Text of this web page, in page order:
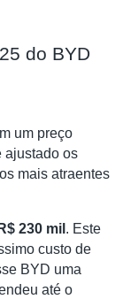
do BYD
um preço
ajustado os
mais atraentes
230 mil . Este
custo de
BYD uma
até o